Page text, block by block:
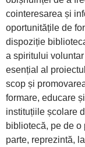
cointeresarea și
oportunitățile de
dispoziție
a spiritului
esențial al
scop și
formare, educare
instituțiile școlare
bibliotecă, pe de o
parte, reprezintă,